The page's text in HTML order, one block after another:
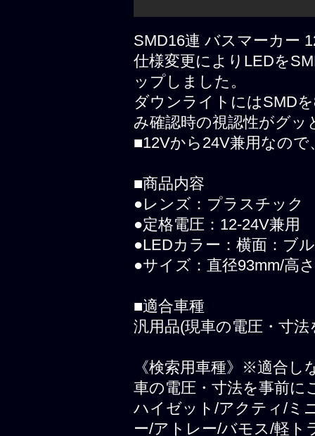
SMD16連 バスマーカー
仕様変更によりLEDを
ップしました。
ダウンライトにはSMD
み確認時の視認性がグッ
■12Vから24V兼用なの
■商品内容
●レンズ：プラスチック
●定格電圧：12-24V兼用
●LEDカラー：横面：ブ
●サイズ：直径93mm/高
■適合車種
汎用品(現車の電圧・寸
《検索用車種》※適合し
車の電圧・寸法を事前に
ハイゼット/アクティ/ミ
ー/アトレー/バモス/軽ト